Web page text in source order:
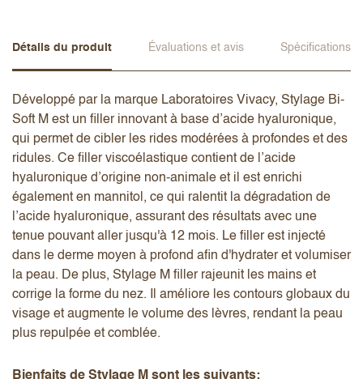
Détails du produit Évaluations et avis Spécifications
Développé par la marque Laboratoires Vivacy, Stylage Bi-
Soft M est un filler innovant à base d’acide hyaluronique,
qui permet de cibler les rides modérées à profondes et des
ridules. Ce filler viscoélastique contient de l’acide
hyaluronique d’origine non-animale et il est enrichi
également en mannitol, ce qui ralentit la dégradation de
l’acide hyaluronique, assurant des résultats avec une
tenue pouvant aller jusqu'à 12 mois. Le filler est injecté
dans le derme moyen à profond afin d'hydrater et volumiser
la peau. De plus, Stylage M filler rajeunit les mains et
corrige la forme du nez. Il améliore les contours globaux du
visage et augmente le volume des lèvres, rendant la peau
plus repulpée et comblée.
Bienfaits de Stylage M sont les suivants: